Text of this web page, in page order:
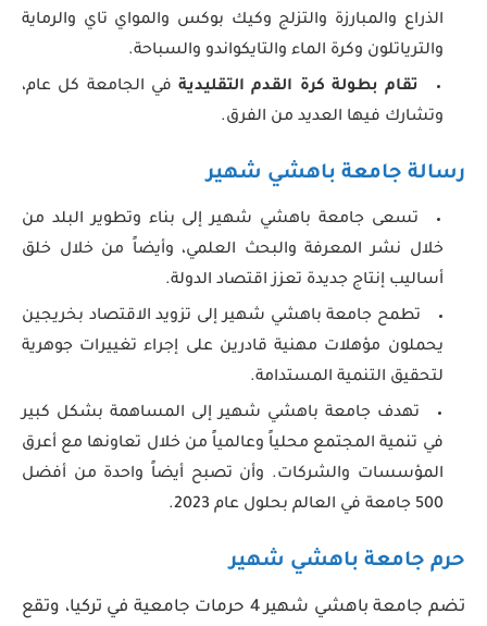
الذراع والمبارزة والتزلج وكيك بوكس ​​والمواي تاي والرماية
والترياتلون وكرة الماء والتايكواندو والسباحة.
تقام بطولة كرة القدم التقليديةفي الجامعة كل عام،
وتشارك فيها العديد من الفرق.
رسالة جامعة باهشي شهير
تسعى جامعة باهشي شهير إلى بناء وتطوير البلد من
خلال نشر المعرفة والبحث العلمي، وأيضاً من خلال خلق
أساليب إنتاج جديدة تعزز اقتصاد الدولة.
تطمح جامعة باهشي شهير إلى تزويد الاقتصاد بخريجين
يحملون مؤهلات مهنية قادرين على إجراء تغييرات جوهرية
لتحقيق التنمية المستدامة.
تهدف جامعة باهشي شهير إلى المساهمة بشكل كبير
في تنمية المجتمع محلياً وعالمياً من خلال تعاونها مع أعرق
المؤسسات والشركات. وأن تصبح أيضاً واحدة من أفضل
500 جامعة في العالم بحلول عام 2023.
حرم جامعة باهشي شهير
تضم جامعة باهشي شهير 4 حرمات جامعية في تركيا، وتقع